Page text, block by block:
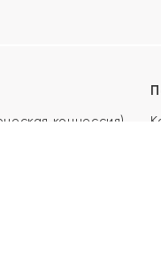
концессия)